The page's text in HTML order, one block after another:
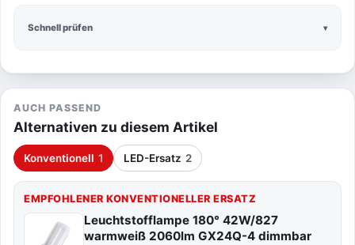
Schnell prüfen
AUCH PASSEND
Alternativen zu diesem Artikel
Konventionell 1 LED-Ersatz 2
EMPFOHLENER KONVENTIONELLER ERSATZ
Leuchtstofflampe 180° 42W/827
warmweiß 2060lm GX24Q-4 dimmbar